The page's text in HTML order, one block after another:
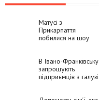
Матусі з
Прикарпаття
побилися на шоу
В Івано-Франківську
запрошують
підприємців з галузі